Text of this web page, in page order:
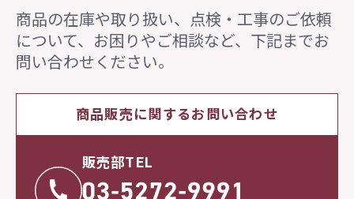
商品の在庫や取り扱い、点検・工事のご依頼
について、 お困りやご相談など、下記までお
問い合わせください。
商品販売に関するお問い合わせ
販売部TEL